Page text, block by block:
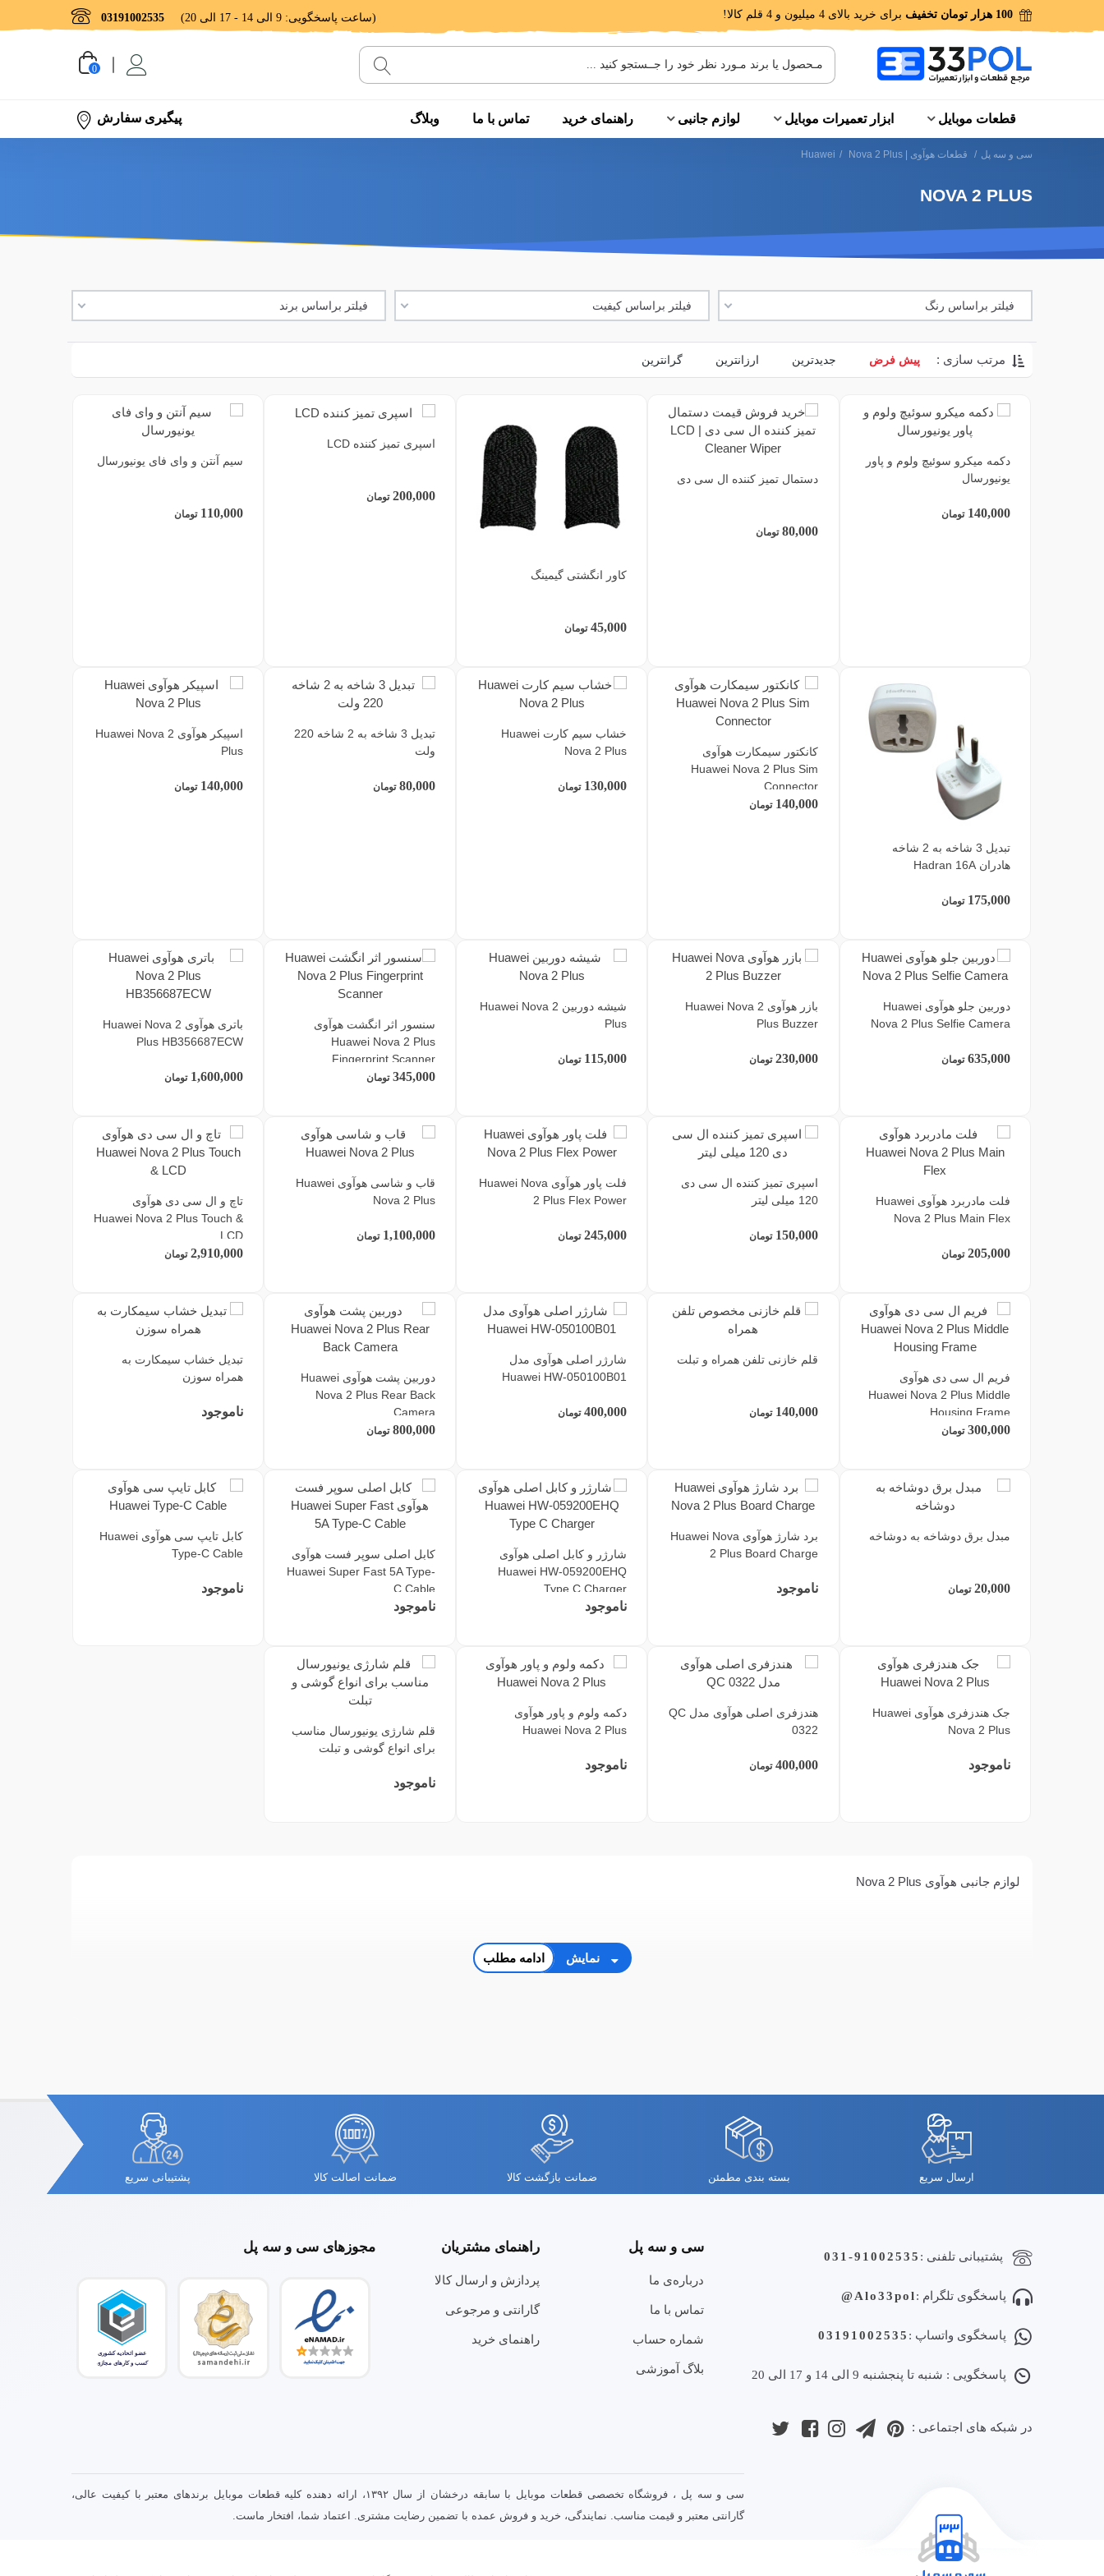
100 هزار تومان تخفیف برای خرید بالای 4 میلیون و 4 قلم کالا! 03191002535 (ساعت پاسخگویی: 9 الی 14 - 17 الی 20)
0
قطعات موبایل ابزار تعمیرات موبایل لوازم جانبی راهنمای خرید تماس با ما وبلاگ پیگیری سفارش
سی و سه پل / قطعات هوآوی | Huawei / Nova 2 Plus
NOVA 2 PLUS
فیلتر براساس رنگ فیلتر براساس کیفیت فیلتر براساس برند
مرتب سازی : پیش فرض جدیدترین ارزانترین گرانترین
دکمه میکرو سوئیچ ولوم و پاور
یونیورسال
140,000 تومان
دستمال تمیز کننده ال سی دی
80,000 تومان
کاور انگشتی گیمینگ
45,000 تومان
اسپری تمیز کننده LCD
200,000 تومان
سیم آنتن و وای فای یونیورسال
110,000 تومان
تبدیل 3 شاخه به 2 شاخه
هادران Hadran 16A
175,000 تومان
کانکتور سیمکارت هوآوی
Huawei Nova 2 Plus Sim
Connector
140,000 تومان
خشاب سیم کارت Huawei
Nova 2 Plus
130,000 تومان
تبدیل 3 شاخه به 2 شاخه 220
ولت
80,000 تومان
اسپیکر هوآوی Huawei Nova 2
Plus
140,000 تومان
دوربین جلو هوآوی Huawei
Nova 2 Plus Selfie Camera
635,000 تومان
بازر هوآوی Huawei Nova 2
Plus Buzzer
230,000 تومان
شیشه دوربین Huawei Nova 2
Plus
115,000 تومان
سنسور اثر انگشت هوآوی
Huawei Nova 2 Plus
Fingerprint Scanner
345,000 تومان
باتری هوآوی Huawei Nova 2
Plus HB356687ECW
1,600,000 تومان
فلت مادربرد هوآوی Huawei
Nova 2 Plus Main Flex
205,000 تومان
اسپری تمیز کننده ال سی دی
120 میلی لیتر
150,000 تومان
فلت پاور هوآوی Huawei Nova
2 Plus Flex Power
245,000 تومان
قاب و شاسی هوآوی Huawei
Nova 2 Plus
1,100,000 تومان
تاچ و ال سی دی هوآوی
Huawei Nova 2 Plus Touch &
LCD
2,910,000 تومان
فریم ال سی دی هوآوی
Huawei Nova 2 Plus Middle
Housing Frame
300,000 تومان
قلم خازنی تلفن همراه و تبلت
140,000 تومان
شارژر اصلی هوآوی مدل
Huawei HW-050100B01
400,000 تومان
دوربین پشت هوآوی Huawei
Nova 2 Plus Rear Back
Camera
800,000 تومان
تبدیل خشاب سیمکارت به
همراه سوزن
ناموجود
مبدل برق دوشاخه به دوشاخه
20,000 تومان
برد شارژ هوآوی Huawei Nova
2 Plus Board Charge
ناموجود
شارژر و کابل اصلی هوآوی
Huawei HW-059200EHQ
Type C Charger
ناموجود
کابل اصلی سوپر فست هوآوی
Huawei Super Fast 5A Type-
C Cable
ناموجود
کابل تایپ سی هوآوی Huawei
Type-C Cable
ناموجود
جک هندزفری هوآوی Huawei
Nova 2 Plus
ناموجود
هندزفری اصلی هوآوی مدل QC
0322
400,000 تومان
دکمه ولوم و پاور هوآوی
Huawei Nova 2 Plus
ناموجود
قلم شارژی یونیورسال مناسب
برای انواع گوشی و تبلت
ناموجود
لوازم جانبی هوآوی Nova 2 Plus
نمایش ادامه مطلب
ارسال سریع بسته بندی مطمئن ضمانت بازگشت کالا ضمانت اصالت کالا پشتیبانی سریع
پشتیبانی تلفنی : 031-91002535
پاسخگوی تلگرام :Alo33pol@
پاسخگوی واتساپ : 03191002535
پاسخگویی : شنبه تا پنجشنبه 9 الی 14 و 17 الی 20
در شبکه های اجتماعی :
سی و سه پل
درباره‌ی ما
تماس با ما
شماره حساب
بلاگ آموزشی
راهنمای مشتریان
پردازش و ارسال کالا
گارانتی و مرجوعی
راهنمای خرید
مجوزهای سی و سه پل
سی و سه پل ، فروشگاه تخصصی قطعات موبایل با سابقه درخشان از سال ۱۳۹۲، ارائه دهنده کلیه قطعات موبایل برندهای معتبر با کیفیت عالی،
گارانتی معتبر و قیمت مناسب. نمایندگی، خرید و فروش عمده با تضمین رضایت مشتری. اعتماد شما، افتخار ماست.